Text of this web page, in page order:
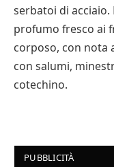
serbatoi di
profumo fresco ai
corposo, con nota
con salumi,
cotechino.
PUBBLICITÀ